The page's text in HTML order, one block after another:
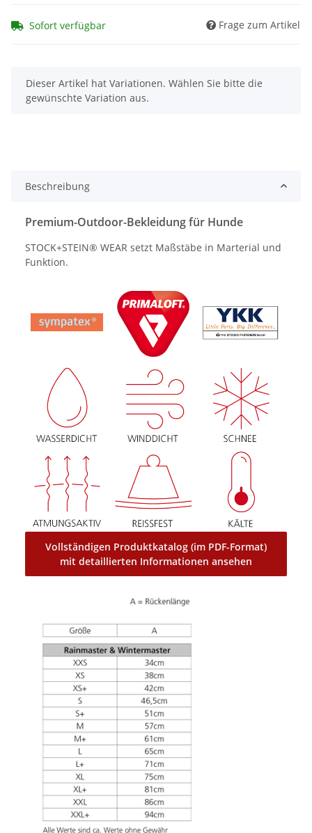
Sofort verfügbar Frage zum Artikel
x
Dieser Artikel hat Variationen. Wählen Sie bitte die
gewünschte Variation aus.
Beschreibung
Premium-Outdoor-Bekleidung für Hunde
STOCK+STEIN® WEAR setzt Maßstäbe in Marterial und
Funktion.
Vollständigen Produktkatalog (im PDF-Format)
mit detaillierten Informationen ansehen